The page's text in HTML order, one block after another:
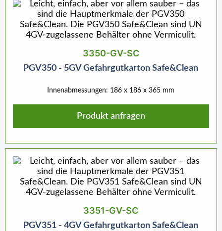
3350-GV-SC
PGV350 - 5GV Gefahrgutkarton Safe&Clean
Innenabmessungen: 186 x 186 x 365 mm
Produkt anfragen
3351-GV-SC
PGV351 - 4GV Gefahrgutkarton Safe&Clean